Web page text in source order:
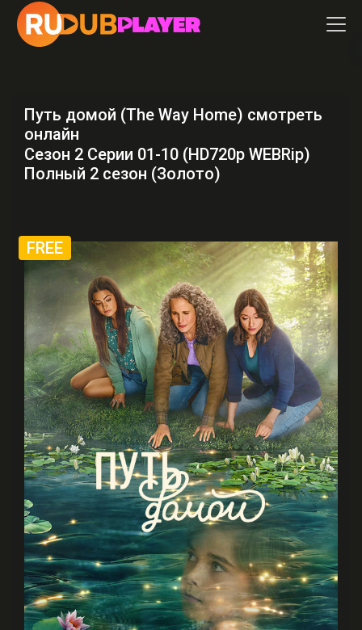
Путь домой (The Way Home) смотреть
онлайн
Сезон 2 Серии 01-10 (HD720p WEBRip)
Полный 2 сезон (Золото)
FREE